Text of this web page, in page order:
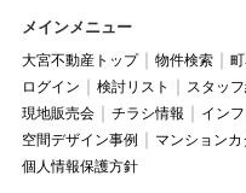
メインメニュー
大宮不動産トップ 物件検索
ログイン
検討リスト スタッ
現地販売会
チラシ情報 イン
空間デザイン事例
マンションカ
個人情報保護方針